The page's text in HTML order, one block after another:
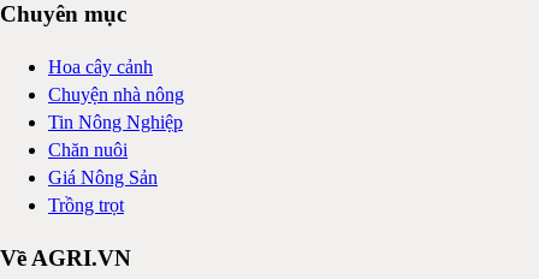
Chuyên mục
Hoa cây cảnh
Chuyện nhà nông
Tin Nông Nghiệp
Chăn nuôi
Giá Nông Sản
Trồng trọt
Về AGRI.VN